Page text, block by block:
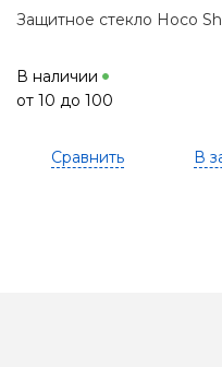
Защитное стекло Hoco
В наличии
от 10 до 100
Сравнить В